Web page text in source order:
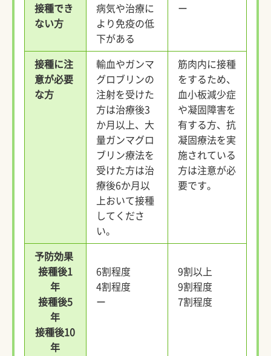
接種でき
ない方
病気や治療に
より免疫の低
下がある
ー
接種に注
意が必要
な方
輸血やガンマ
グロブリンの
注射を受けた
方は治療後3
か月以上、大
量ガンマグロ
ブリン療法を
受けた方は治
療後6か月以
上おいて接種
してくださ
い。
筋肉内に接種
をするため、
血小板減少症
や凝固障害を
有する方、抗
凝固療法を実
施されている
方は注意が必
要です。
予防効果
接種後1
年
接種後5
年
接種後10
年
6割程度
4割程度
ー
9割以上
9割程度
7割程度